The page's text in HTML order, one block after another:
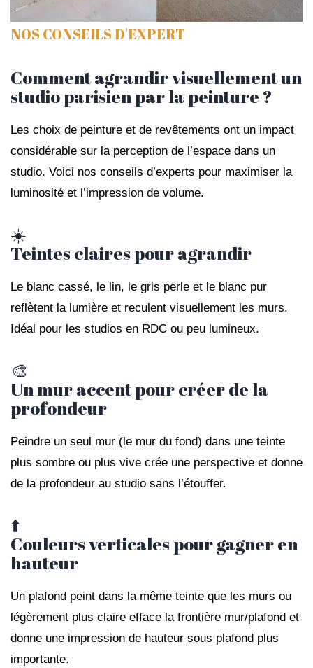
NOS CONSEILS D'EXPERT
Comment agrandir visuellement un
studio parisien par la peinture ?
Les choix de peinture et de revêtements ont un impact
considérable sur la perception de l’espace dans un
studio. Voici nos conseils d’experts pour maximiser la
luminosité et l’impression de volume.
☀️
Teintes claires pour agrandir
Le blanc cassé, le lin, le gris perle et le blanc pur
reflètent la lumière et reculent visuellement les murs.
Idéal pour les studios en RDC ou peu lumineux.
🎨
Un mur accent pour créer de la
profondeur
Peindre un seul mur (le mur du fond) dans une teinte
plus sombre ou plus vive crée une perspective et donne
de la profondeur au studio sans l’étouffer.
⬆️
Couleurs verticales pour gagner en
hauteur
Un plafond peint dans la même teinte que les murs ou
légèrement plus claire efface la frontière mur/plafond et
donne une impression de hauteur sous plafond plus
importante.